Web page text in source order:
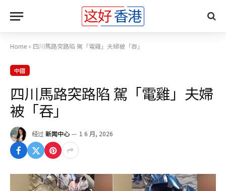
Home » 四川馬路突路陷 駕「電雞」夫婦被「吞」
中國
四川馬路突路陷 駕「電雞」夫婦
被「吞」
经过 新闻中心 1 6 月, 2026